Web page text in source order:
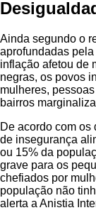
Ainda segundo o
aprofundadas
inflação afetou de
negras, os povos
mulheres,
bairros
De acordo com os
de insegurança
ou 15% da
grave para os
chefiados por
população não
alerta a Anistia